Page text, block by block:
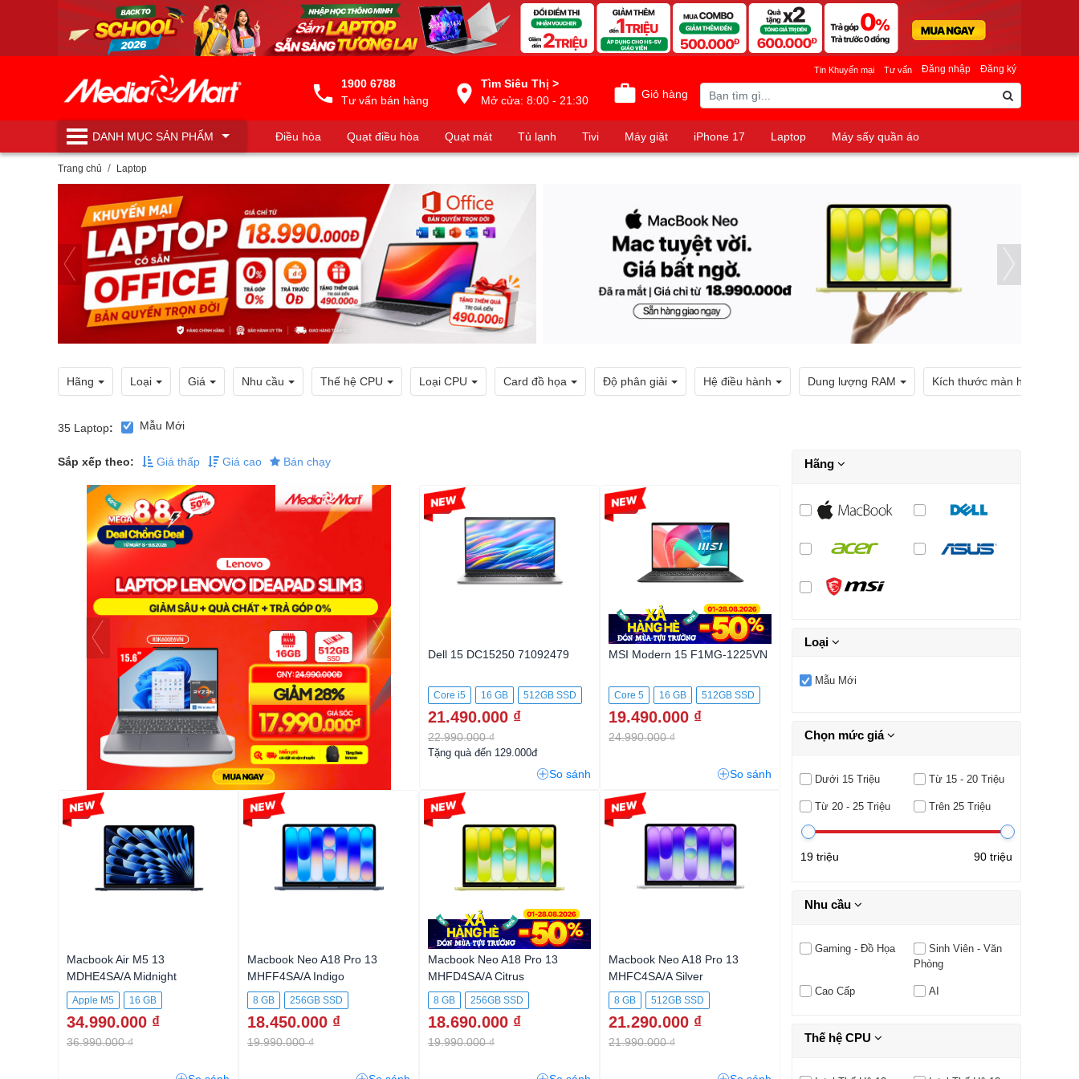
1900 6788
Tư vấn bán hàng
Tìm Siêu Thị >
Mở cửa: 8:00 - 21:30
Giỏ hàng
Đăng nhập Đăng ký
Tin Khuyến mại Tư vấn
DANH MỤCSẢN PHẨM Điều hòa Quạt điều hòa Quạt mát Tủ lạnh Tivi Máy giặt iPhone 17 Laptop
Máy sấy quần áo
Máy lọc nước
Trang chủ Laptop
Hãng Loại Giá Nhu cầu Thế hệ CPU Loại CPU Card đồ họa Độ phân giải Hệ điều hành Dung lượng RAM Kích thước màn hình
35 Laptop: Mẫu Mới
Sắp xếp theo: Giá thấp Giá cao Bán chạy
Dell 15 DC15250 71092479
Core i5 16 GB 512GB SSD
21.490.000 ₫
22.990.000 ₫
-6%
Tặng quà đến 129.000đ
So sánh
MSI Modern 15 F1MG-1225VN
Core 5 16 GB 512GB SSD
19.490.000 ₫
24.990.000 ₫
-22%
So sánh
Macbook Air M5 13
MDHE4SA/A Midnight
Apple M5
16 GB
512GB SSD
34.990.000 ₫
36.990.000 ₫
-5%
Macbook Neo A18 Pro 13
MHFF4SA/A Indigo
8 GB 256GB SSD
18.450.000 ₫
19.990.000 ₫
-7%
Macbook Neo A18 Pro 13
MHFD4SA/A Citrus
8 GB 256GB SSD
18.690.000 ₫
19.990.000 ₫
-6%
Macbook Neo A18 Pro 13
MHFC4SA/A Silver
8 GB 512GB SSD
21.290.000 ₫
21.990.000 ₫
-3%
Hãng
Loại
Mẫu Mới
Chọn mức giá
Dưới 15 Triệu Từ 15 - 20 Triệu
Từ 20 - 25 Triệu Trên 25 Triệu
19 triệu 90 triệu
Nhu cầu
Gaming - Đồ Họa
Sinh Viên - Văn
Phòng
Cao Cấp AI
Thế hệ CPU